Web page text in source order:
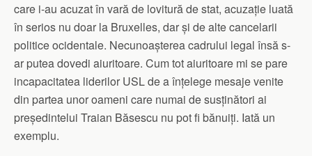
care i-au acuzat în vară de lovitură de stat, acuzație luată
în serios nu doar la Bruxelles, dar și de alte cancelarii
politice ocidentale. Necunoașterea cadrului legal însă s-
ar putea dovedi aiuritoare. Cum tot aiuritoare mi se pare
incapacitatea liderilor USL de a înțelege mesaje venite
din partea unor oameni care numai de susținători ai
președintelui Traian Băsescu nu pot fi bănuiți. Iată un
exemplu.